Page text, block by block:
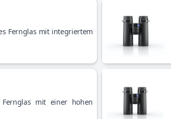
Fernglas mit integriertem
Artikel anzeigen
Fernglas mit einer hohen
Artikel anzeigen